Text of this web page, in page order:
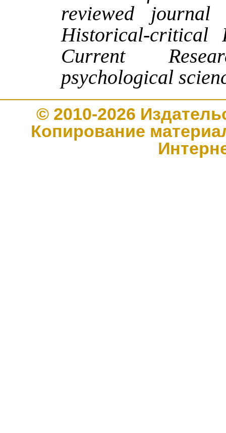
reviewed journal
Historical-critical
Current
psychological
© 2010-2026
Копирование